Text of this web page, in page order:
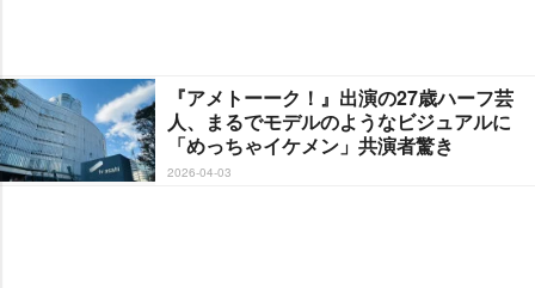
『アメトーーク！』出演の27歳ハーフ芸
人、まるでモデルのようなビジュアルに
「めっちゃイケメン」共演者驚き
2026-04-03